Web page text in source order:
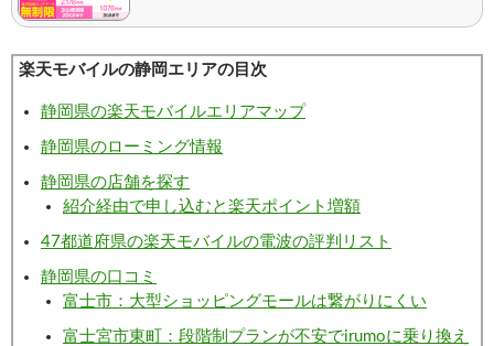
楽天モバイルの静岡エリアの目次
静岡県の楽天モバイルエリアマップ
静岡県のローミング情報
静岡県の店舗を探す
紹介経由で申し込むと楽天ポイント増額
47都道府県の楽天モバイルの電波の評判リスト
静岡県の口コミ
富士市：大型ショッピングモールは繋がりにくい
富士宮市東町：段階制プランが不安でirumoに乗り換え